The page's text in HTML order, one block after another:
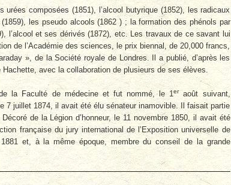
composées (1851), l’alcool butyrique (1852), les radicaux
les pseudo­ alcools (1862 ) ; la formation des phénols par
l’alcool et ses dérivés (1872), etc. Les travaux de ce savant lui
de l’Académie des sciences, le prix biennal, de 20,000 francs,
», de la Société royale de Londres. Il a publié, d’après les
Hachette, avec la collaboration de plusieurs de ses élèves.
la Faculté de médecine et fut nommé, le 1eraoût suivant,
7 juillet 1874, il avait été élu sénateur inamovible. Il faisait partie
de la Légion d’honneur, le 11 novembre 1850, il avait été
française du jury international de l’Exposition universelle de
et, à la même époque, membre du conseil de la grande